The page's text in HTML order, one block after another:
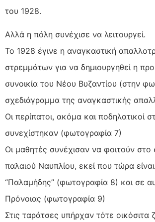
του 1928.
Αλλά η πόλη συνέχισε να λειτουργεί.
Το 1928 έγινε η αναγκαστική
στρεμμάτων για να δημιουργηθεί η
συνοικία του Νέου Βυζαντίου (στην
σχεδιάγραμμα της αναγκαστικής
Οι περίπατοι, ακόμα και ποδηλατικοί
συνεχίστηκαν (φωτογραφία 7)
Οι μαθητές συνέχισαν να φοιτούν στο
παλαιού Ναυπλίου, εκεί που τώρα
“Παλαμήδης” (φωτογραφία 8) και σε
Πρόνοιας (φωτογραφία 9)
Στις ταράτσες υπήρχαν τότε οικόσιτα